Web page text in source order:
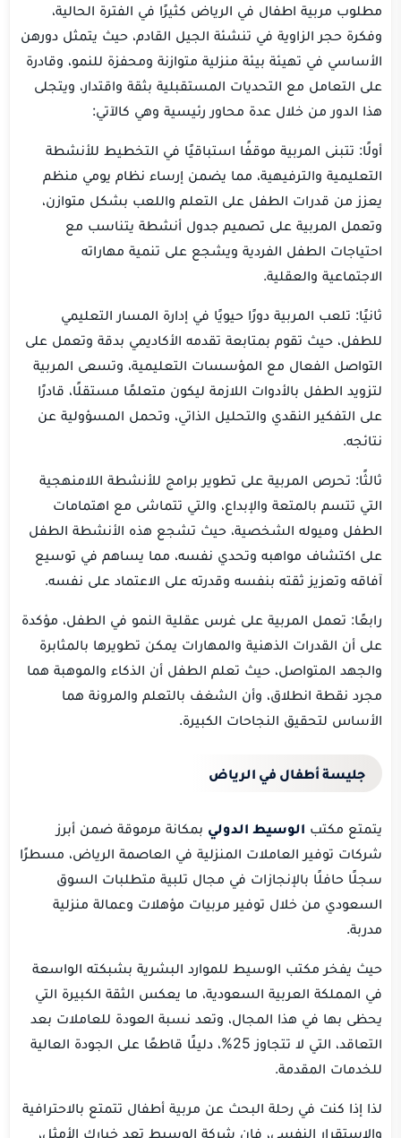
مطلوب مربية اطفال في الرياض كثيرًا في الفترة الحالية،
وفكرة حجر الزاوية في تنشئة الجيل القادم، حيث يتمثل دورهن
الأساسي في تهيئة بيئة منزلية متوازنة ومحفزة للنمو، وقادرة
على التعامل مع التحديات المستقبلية بثقة واقتدار، ويتجلى
هذا الدور من خلال عدة محاور رئيسية وهي كالآتي:
أولًا: تتبنى المربية موقفًا استباقيًا في التخطيط للأنشطة
التعليمية والترفيهية، مما يضمن إرساء نظام يومي منظم
يعزز من قدرات الطفل على التعلم واللعب بشكل متوازن،
وتعمل المربية على تصميم جدول أنشطة يتناسب مع
احتياجات الطفل الفردية ويشجع على تنمية مهاراته
الاجتماعية والعقلية.
ثانيًا: تلعب المربية دورًا حيويًا في إدارة المسار التعليمي
للطفل، حيث تقوم بمتابعة تقدمه الأكاديمي بدقة وتعمل على
التواصل الفعال مع المؤسسات التعليمية، وتسعى المربية
لتزويد الطفل بالأدوات اللازمة ليكون متعلمًا مستقلًا، قادرًا
على التفكير النقدي والتحليل الذاتي، وتحمل المسؤولية عن
نتائجه.
ثالثًا: تحرص المربية على تطوير برامج للأنشطة اللامنهجية
التي تتسم بالمتعة والإبداع، والتي تتماشى مع اهتمامات
الطفل وميوله الشخصية، حيث تشجع هذه الأنشطة الطفل
على اكتشاف مواهبه وتحدي نفسه، مما يساهم في توسيع
آفاقه وتعزيز ثقته بنفسه وقدرته على الاعتماد على نفسه.
رابعًا: تعمل المربية على غرس عقلية النمو في الطفل، مؤكدة
على أن القدرات الذهنية والمهارات يمكن تطويرها بالمثابرة
والجهد المتواصل، حيث تعلم الطفل أن الذكاء والموهبة هما
مجرد نقطة انطلاق، وأن الشغف بالتعلم والمرونة هما
الأساس لتحقيق النجاحات الكبيرة.
جليسة أطفال في الرياض
يتمتع مكتب الوسيط الدولي بمكانة مرموقة ضمن أبرز
شركات توفير العاملات المنزلية في العاصمة الرياض، مسطرًا
سجلًا حافلًا بالإنجازات في مجال تلبية متطلبات السوق
السعودي من خلال توفير مربيات مؤهلات وعمالة منزلية
مدربة.
حيث يفخر مكتب الوسيط للموارد البشرية بشبكته الواسعة
في المملكة العربية السعودية، ما يعكس الثقة الكبيرة التي
يحظى بها في هذا المجال، وتعد نسبة العودة للعاملات بعد
التعاقد، التي لا تتجاوز 25%، دليلًا قاطعًا على الجودة العالية
للخدمات المقدمة.
لذا إذا كنت في رحلة البحث عن مربية أطفال تتمتع بالاحترافية
والاستقرار النفسي، فإن شركة الوسيط تعد خيارك الأمثل،